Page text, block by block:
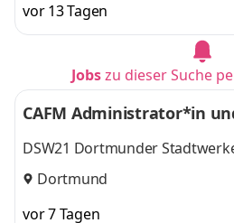
vor 13 Tagen
Jobszu dieser Suche
CAFM Administrator*in
DSW21 Dortmunder
Dortmund
vor 7 Tagen